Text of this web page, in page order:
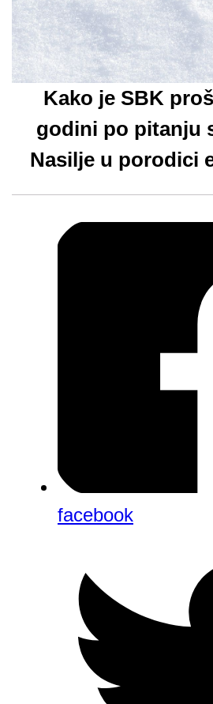
Kako je SBK
godini po pitanju
Nasilje u porodici
facebook